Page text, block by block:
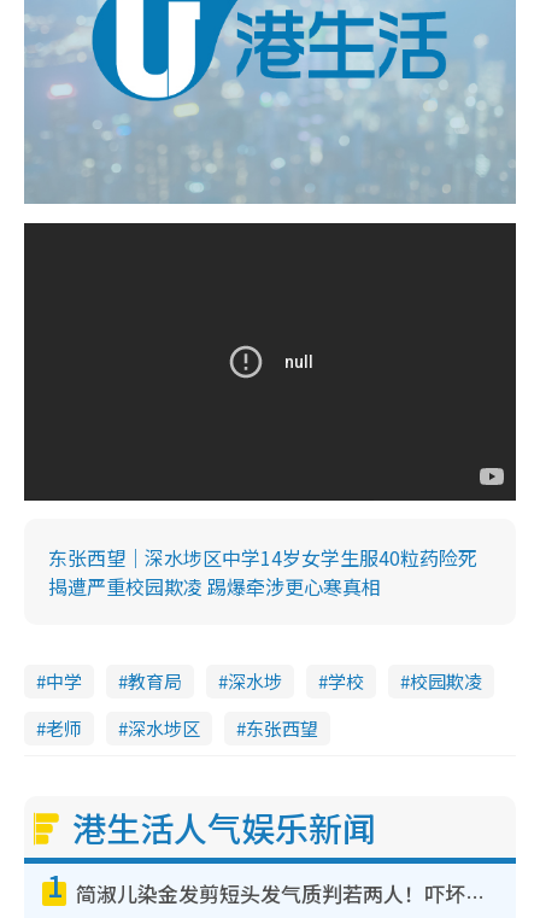
东张西望｜深水埗区中学14岁女学生服40粒药险死
揭遭严重校园欺凌 踢爆牵涉更心寒真相
中学 教育局 深水埗 学校
校园欺凌
老师
深水埗区 东张西望
港生活人气娱乐新闻
1 简淑儿染金发剪短头发气质判若两人！吓坏老公麦大力都认不出：“你做什么？”